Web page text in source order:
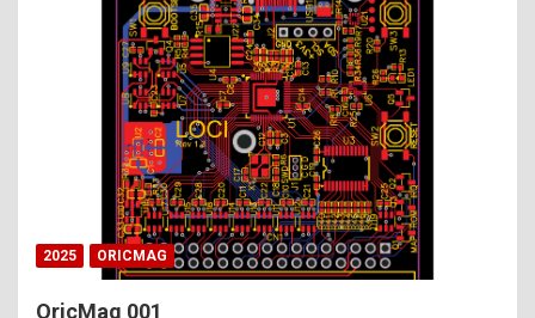
b
e
s
t
p
h
o
n
y
2025 ORICMAG
OricMag 001